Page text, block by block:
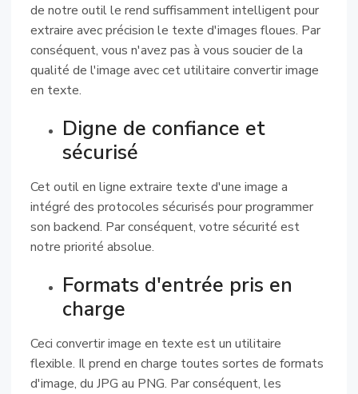
de notre outil le rend suffisamment intelligent pour
extraire avec précision le texte d'images floues. Par
conséquent, vous n'avez pas à vous soucier de la
qualité de l'image avec cet utilitaire convertir image
en texte.
Digne de confiance et
sécurisé
Cet outil en ligne extraire texte d'une image a
intégré des protocoles sécurisés pour programmer
son backend. Par conséquent, votre sécurité est
notre priorité absolue.
Formats d'entrée pris en
charge
Ceci convertir image en texte est un utilitaire
flexible. Il prend en charge toutes sortes de formats
d'image, du JPG au PNG. Par conséquent, les